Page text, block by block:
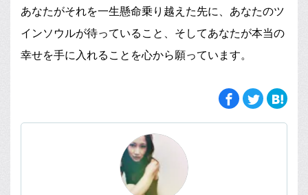
あなたがそれを一生懸命乗り越えた先に、あなたのツ
インソウルが待っていること、そしてあなたが本当の
幸せを手に入れることを心から願っています。